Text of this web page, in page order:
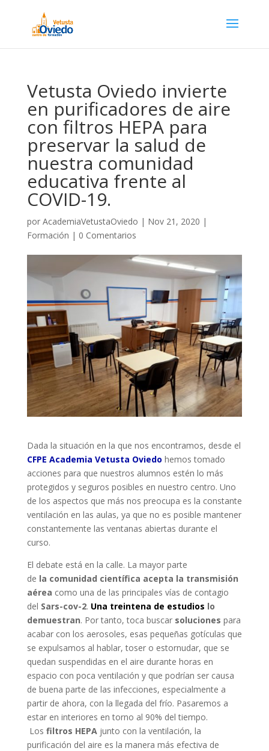
Vetusta Oviedo invierte
en purificadores de aire
con filtros HEPA para
preservar la salud de
nuestra comunidad
educativa frente al
COVID-19.
por AcademiaVetustaOviedo | Nov 21, 2020 |
Formación | 0 Comentarios
Dada la situación en la que nos encontramos, desde el
CFPE Academia Vetusta Oviedo hemos tomado
acciones para que nuestros alumnos estén lo más
protegidos y seguros posibles en nuestro centro. Uno
de los aspectos que más nos preocupa es la constante
ventilación en las aulas, ya que no es posible mantener
constantemente las ventanas abiertas durante el
curso.
El debate está en la calle. La mayor parte
de la comunidad científica acepta la transmisión
aérea como una de las principales vías de contagio
del Sars-cov-2. Una treintena de estudios lo
demuestran. Por tanto, toca buscar soluciones para
acabar con los aerosoles, esas pequeñas gotículas que
se expulsamos al hablar, toser o estornudar, que se
quedan suspendidas en el aire durante horas en
espacio con poca ventilación y que podrían ser causa
de buena parte de las infecciones, especialmente a
partir de ahora, con la llegada del frío. Pasaremos a
estar en interiores en torno al 90% del tiempo.
Los filtros HEPA junto con la ventilación, la
purificación del aire es la manera más efectiva de